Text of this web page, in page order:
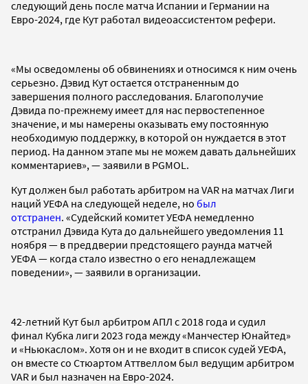
следующий день после матча Испании и Германии на
Евро-2024, где Кут работал видеоассистентом рефери.
«Мы осведомлены об обвинениях и относимся к ним очень
серьезно. Дэвид Кут остается отстраненным до
завершения полного расследования. Благополучие
Дэвида по-прежнему имеет для нас первостепенное
значение, и мы намерены оказывать ему постоянную
необходимую поддержку, в которой он нуждается в этот
период. На данном этапе мы не можем давать дальнейших
комментариев», — заявили в PGMOL.
Кут должен был работать арбитром на VAR на матчах Лиги
наций УЕФА на следующей неделе, но был
отстранен. «Судейский комитет УЕФА немедленно
отстранил Дэвида Кута до дальнейшего уведомления 11
ноября — в преддверии предстоящего раунда матчей
УЕФА — когда стало известно о его ненадлежащем
поведении», — заявили в организации.
42-летний Кут был арбитром АПЛ с 2018 года и судил
финал Кубка лиги 2023 года между «Манчестер Юнайтед»
и «Ньюкаслом». Хотя он и не входит в список судей УЕФА,
он вместе со Стюартом Аттвеллом был ведущим арбитром
VAR и был назначен на Евро-2024.